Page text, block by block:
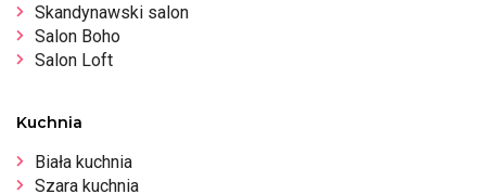
Skandynawski salon
Salon Boho
Salon Loft
Kuchnia
Biała kuchnia
Szara kuchnia